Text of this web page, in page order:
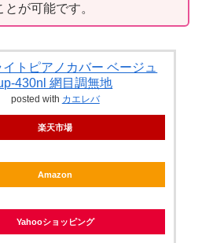
が可能です。
トピアノカバー ベージュ
430nl 網目調無地
posted with カエレバ
楽天市場
Amazon
Yahooショッピング